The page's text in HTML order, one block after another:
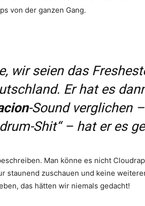
von der ganzen Gang.
wir seien das
Er hat es
-Sound verglichen –
Shit“– hat er es
Man könne es nicht
staunend zuschauen und keine
das hätten wir niemals gedacht!